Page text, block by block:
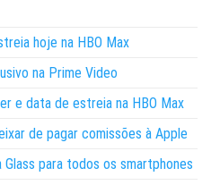
hoje na HBO Max
na Prime Video
e data de estreia na HBO Max
de pagar comissões à Apple
Glass para todos os smartphones